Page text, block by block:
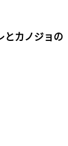
とカノジョの